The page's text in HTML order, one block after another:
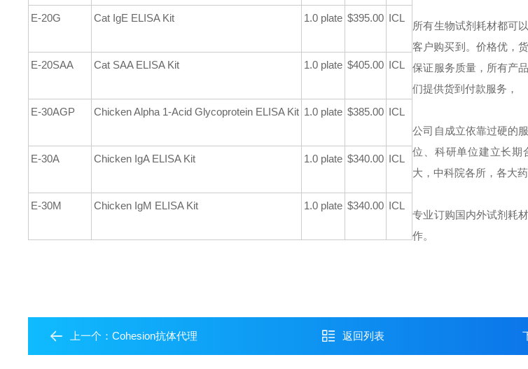
E-20G Cat IgE ELISA Kit 1.0 plate $395.00 ICL
E-20SAA Cat SAA ELISA Kit 1.0 plate $405.00 ICL
E-30AGP Chicken Alpha 1-Acid Glycoprotein ELISA Kit 1.0 plate $385.00 ICL
E-30A Chicken IgA ELISA Kit 1.0 plate $340.00 ICL
E-30M Chicken IgM ELISA Kit 1.0 plate $340.00 ICL
所有生物试剂耗材都可
客户购买到。价格优，
保证服务质量，所有产
们提供货到付款服务，
公司自成立依靠过硬的
位、科研单位建立长期
大，中科院各所，各大药
专业订购国内外试剂耗
作。
上一个：Cohesion抗体代理 返回列表